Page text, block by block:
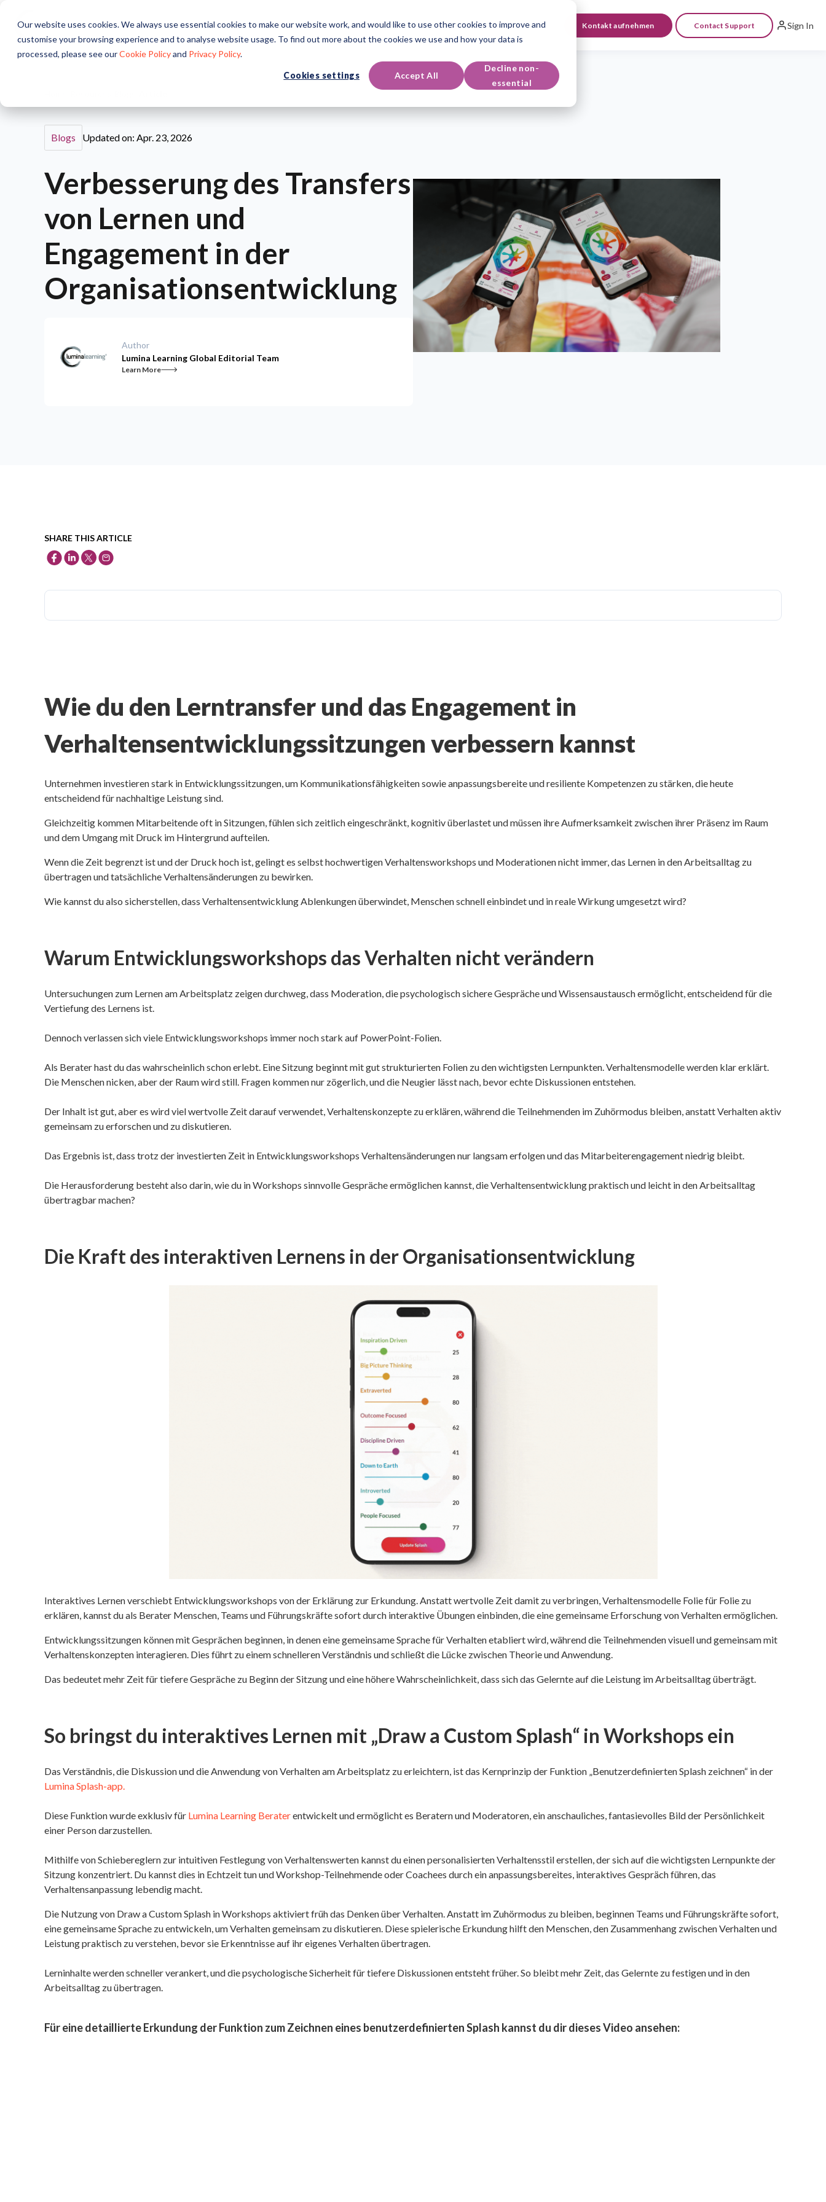
Our website uses cookies. We always use essential cookies to make our website work, and would like to use other cookies to improve and
customise your browsing experience and to analyse website usage. To find out more about the cookies we use and how your data is
processed, please see ourCookie Policyand Privacy Policy.
Cookies settings Accept All
Decline non-
essential
Unternehmen Lösungen Produkte Veranstaltungen Kontakt aufnehmen Contact Support Sign In
Blogs Updated on: Apr. 23, 2026
Verbesserung des Transfers
von Lernen und
Engagement in der
Organisationsentwicklung
Author
Lumina Learning Global Editorial Team
Learn More
SHARE THIS ARTICLE
Wie du den Lerntransfer und das Engagement in
Verhaltensentwicklungssitzungen verbessern kannst
Unternehmen investieren stark in Entwicklungssitzungen, um Kommunikationsfähigkeiten sowie anpassungsbereite und resiliente Kompetenzen zu stärken, die heute
entscheidend für nachhaltige Leistung sind.
Gleichzeitig kommen Mitarbeitende oft in Sitzungen, fühlen sich zeitlich eingeschränkt, kognitiv überlastet und müssen ihre Aufmerksamkeit zwischen ihrer Präsenz im Raum
und dem Umgang mit Druck im Hintergrund aufteilen.
Wenn die Zeit begrenzt ist und der Druck hoch ist, gelingt es selbst hochwertigen Verhaltensworkshops und Moderationen nicht immer, das Lernen in den Arbeitsalltag zu
übertragen und tatsächliche Verhaltensänderungen zu bewirken.
Wie kannst du also sicherstellen, dass Verhaltensentwicklung Ablenkungen überwindet, Menschen schnell einbindet und in reale Wirkung umgesetzt wird?
Warum Entwicklungsworkshops das Verhalten nicht verändern
Untersuchungen zum Lernen am Arbeitsplatz zeigen durchweg, dass Moderation, die psychologisch sichere Gespräche und Wissensaustausch ermöglicht, entscheidend für die
Vertiefung des Lernens ist.
Dennoch verlassen sich viele Entwicklungsworkshops immer noch stark auf PowerPoint-Folien.
Als Berater hast du das wahrscheinlich schon erlebt. Eine Sitzung beginnt mit gut strukturierten Folien zu den wichtigsten Lernpunkten. Verhaltensmodelle werden klar erklärt.
Die Menschen nicken, aber der Raum wird still. Fragen kommen nur zögerlich, und die Neugier lässt nach, bevor echte Diskussionen entstehen.
Der Inhalt ist gut, aber es wird viel wertvolle Zeit darauf verwendet, Verhaltenskonzepte zu erklären, während die Teilnehmenden im Zuhörmodus bleiben, anstatt Verhalten aktiv
gemeinsam zu erforschen und zu diskutieren.
Das Ergebnis ist, dass trotz der investierten Zeit in Entwicklungsworkshops Verhaltensänderungen nur langsam erfolgen und das Mitarbeiterengagement niedrig bleibt.
Die Herausforderung besteht also darin, wie du in Workshops sinnvolle Gespräche ermöglichen kannst, die Verhaltensentwicklung praktisch und leicht in den Arbeitsalltag
übertragbar machen?
Die Kraft des interaktiven Lernens in der Organisationsentwicklung
Interaktives Lernen verschiebt Entwicklungsworkshops von der Erklärung zur Erkundung. Anstatt wertvolle Zeit damit zu verbringen, Verhaltensmodelle Folie für Folie zu
erklären, kannst du als Berater Menschen, Teams und Führungskräfte sofort durch interaktive Übungen einbinden, die eine gemeinsame Erforschung von Verhalten ermöglichen.
Entwicklungssitzungen können mit Gesprächen beginnen, in denen eine gemeinsame Sprache für Verhalten etabliert wird, während die Teilnehmenden visuell und gemeinsam mit
Verhaltenskonzepten interagieren. Dies führt zu einem schnelleren Verständnis und schließt die Lücke zwischen Theorie und Anwendung.
Das bedeutet mehr Zeit für tiefere Gespräche zu Beginn der Sitzung und eine höhere Wahrscheinlichkeit, dass sich das Gelernte auf die Leistung im Arbeitsalltag überträgt.
So bringst du interaktives Lernen mit „Draw a Custom Splash“ in Workshops ein
Das Verständnis, die Diskussion und die Anwendung von Verhalten am Arbeitsplatz zu erleichtern, ist das Kernprinzip der Funktion „Benutzerdefinierten Splash zeichnen“ in der
Lumina Splash-app.
Diese Funktion wurde exklusiv für Lumina Learning Beraterentwickelt und ermöglicht es Beratern und Moderatoren, ein anschauliches, fantasievolles Bild der Persönlichkeit
einer Person darzustellen.
Mithilfe von Schiebereglern zur intuitiven Festlegung von Verhaltenswerten kannst du einen personalisierten Verhaltensstil erstellen, der sich auf die wichtigsten Lernpunkte der
Sitzung konzentriert. Du kannst dies in Echtzeit tun und Workshop-Teilnehmende oder Coachees durch ein anpassungsbereites, interaktives Gespräch führen, das
Verhaltensanpassung lebendig macht.
Die Nutzung von Draw a Custom Splash in Workshops aktiviert früh das Denken über Verhalten. Anstatt im Zuhörmodus zu bleiben, beginnen Teams und Führungskräfte sofort,
eine gemeinsame Sprache zu entwickeln, um Verhalten gemeinsam zu diskutieren. Diese spielerische Erkundung hilft den Menschen, den Zusammenhang zwischen Verhalten und
Leistung praktisch zu verstehen, bevor sie Erkenntnisse auf ihr eigenes Verhalten übertragen.
Lerninhalte werden schneller verankert, und die psychologische Sicherheit für tiefere Diskussionen entsteht früher. So bleibt mehr Zeit, das Gelernte zu festigen und in den
Arbeitsalltag zu übertragen.
Für eine detaillierte Erkundung der Funktion zum Zeichnen eines benutzerdefinierten Splash kannst du dir dieses Video ansehen: